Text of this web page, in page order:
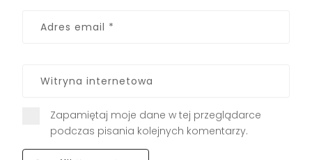
Zapamiętaj moje dane w tej przeglądarce
podczas pisania kolejnych komentarzy.